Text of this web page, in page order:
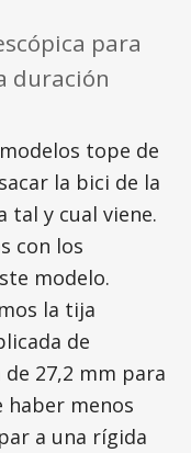
para
duración
tope de
la bici de la
tal y cual viene.
con los
modelo.
la tija
de
27,2 mm para
haber menos
a una rígida